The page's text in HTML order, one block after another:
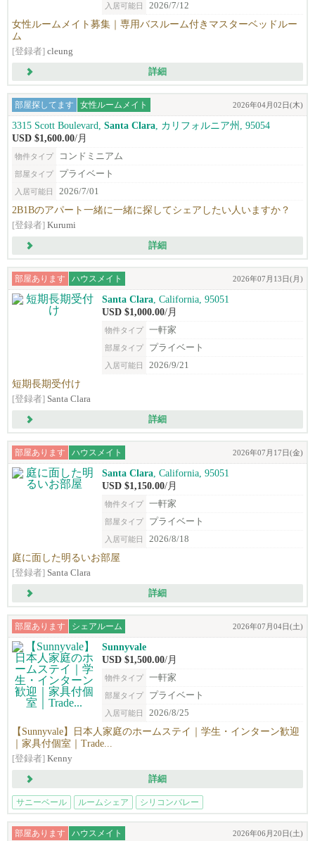
入居可能日 2026/7/12
女性ルームメイト募集｜専用バスルーム付きマスターベッドルー
ム
[登録者] cleung
詳細
部屋探してます 女性ルームメイト 2026年04月02日(木)
3315 Scott Boulevard, Santa Clara , カリフォルニア州, 95054
USD $1,600.00/月
物件タイプ コンドミニアム
部屋タイプ プライベート
入居可能日 2026/7/01
2B1Bのアパート一緒に一緒に探してシェアしたい人いますか？
[登録者] Kurumi
詳細
部屋あります ハウスメイト 2026年07月13日(月)
Santa Clara , California, 95051
USD $1,000.00/月
物件タイプ 一軒家
部屋タイプ プライベート
入居可能日 2026/9/21
短期長期受付け
[登録者] Santa Clara
詳細
部屋あります ハウスメイト 2026年07月17日(金)
Santa Clara , California, 95051
USD $1,150.00/月
物件タイプ 一軒家
部屋タイプ プライベート
入居可能日 2026/8/18
庭に面した明るいお部屋
[登録者] Santa Clara
詳細
部屋あります シェアルーム 2026年07月04日(土)
Sunnyvale
USD $1,500.00/月
物件タイプ 一軒家
部屋タイプ プライベート
入居可能日 2026/8/25
【Sunnyvale】日本人家庭のホームステイ｜学生・インターン歓迎
｜家具付個室｜Trade...
[登録者] Kenny
詳細
サニーベール ルームシェア シリコンバレー
部屋あります ハウスメイト 2026年06月20日(土)